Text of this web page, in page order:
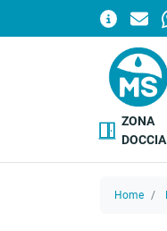
ZONA
DOCCIA
Home